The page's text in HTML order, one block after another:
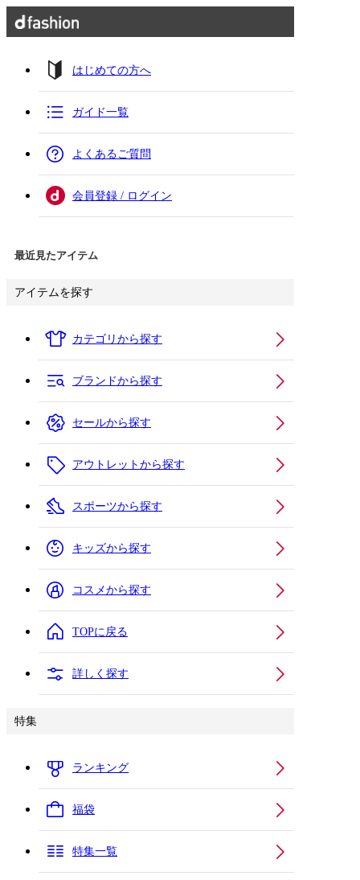
はじめての方へ
ガイド一覧
よくあるご質問
会員登録 / ログイン
最近見たアイテム
アイテムを探す
カテゴリから探す
ブランドから探す
セールから探す
アウトレットから探す
スポーツから探す
キッズから探す
コスメから探す
TOPに戻る
詳しく探す
特集
ランキング
福袋
特集一覧